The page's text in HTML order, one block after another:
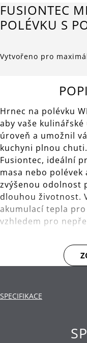
FUSIONTEC
POLÉVKU S
Vytvořeno pro
Hrnec na polévku
aby vaše
úroveň a umožnil
kuchyni plnou
Fusiontec, ideální
masa nebo
zvýšenou odolnost
dlouhou životnost.
akumulací tepla
vzhledem pro
Materiál
do pevného
kovovým náčiním
dokonalé
SPECIFIKACE